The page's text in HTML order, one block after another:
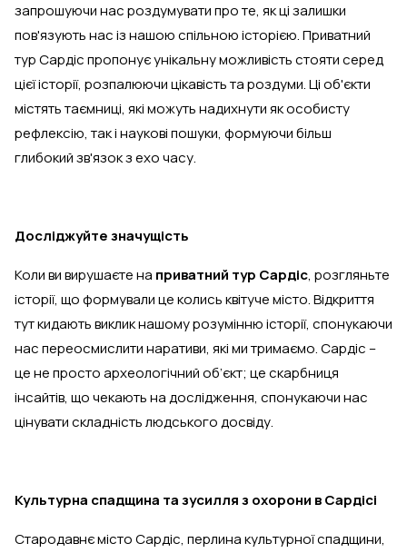
запрошуючи нас роздумувати про те, як ці залишки
пов'язують нас із нашою спільною історією. Приватний
тур Сардіс пропонує унікальну можливість стояти серед
цієї історії, розпалюючи цікавість та роздуми. Ці об'єкти
містять таємниці, які можуть надихнути як особисту
рефлексію, так і наукові пошуки, формуючи більш
глибокий зв'язок з ехо часу.
Досліджуйте значущість
Коли ви вирушаєте на приватний тур Сардіс, розгляньте
історії, що формували це колись квітуче місто. Відкриття
тут кидають виклик нашому розумінню історії, спонукаючи
нас переосмислити наративи, які ми тримаємо. Сардіс –
це не просто археологічний об’єкт; це скарбниця
інсайтів, що чекають на дослідження, спонукаючи нас
цінувати складність людського досвіду.
Культурна спадщина та зусилля з охорони в Сардісі
Стародавнє місто Сардіс, перлина культурної спадщини,